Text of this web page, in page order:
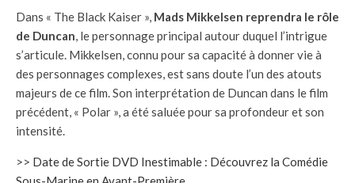
Dans « The Black Kaiser », Mads Mikkelsen reprendra le rôle
de Duncan, le personnage principal autour duquel l’intrigue
s’articule. Mikkelsen, connu pour sa capacité à donner vie à
des personnages complexes, est sans doute l’un des atouts
majeurs de ce film. Son interprétation de Duncan dans le film
précédent, « Polar », a été saluée pour sa profondeur et son
intensité.
>> Date de Sortie DVD Inestimable : Découvrez la Comédie